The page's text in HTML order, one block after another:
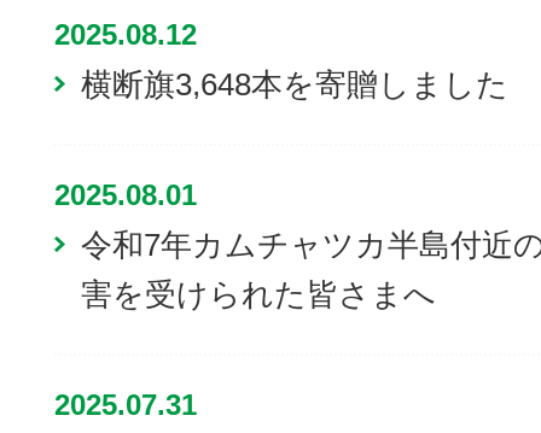
2025.08.12
横断旗3,648本を寄贈しました
2025.08.01
令和7年カムチャツカ半島付近
害を受けられた皆さまへ
2025.07.31